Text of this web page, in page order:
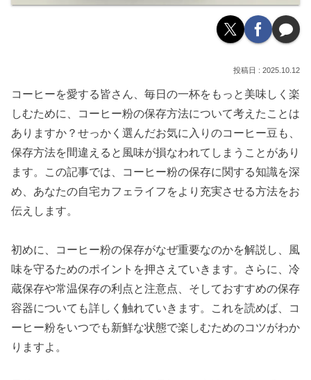
2025.10.12
コーヒーを愛する皆さん、毎日の一杯をもっと美味しく楽
しむために、コーヒー粉の保存方法について考えたことは
ありますか？せっかく選んだお気に入りのコーヒー豆も、
保存方法を間違えると風味が損なわれてしまうことがあり
ます。この記事では、コーヒー粉の保存に関する知識を深
め、あなたの自宅カフェライフをより充実させる方法をお
伝えします。
初めに、コーヒー粉の保存がなぜ重要なのかを解説し、風
味を守るためのポイントを押さえていきます。さらに、冷
蔵保存や常温保存の利点と注意点、そしておすすめの保存
容器についても詳しく触れていきます。これを読めば、コ
ーヒー粉をいつでも新鮮な状態で楽しむためのコツがわか
りますよ。